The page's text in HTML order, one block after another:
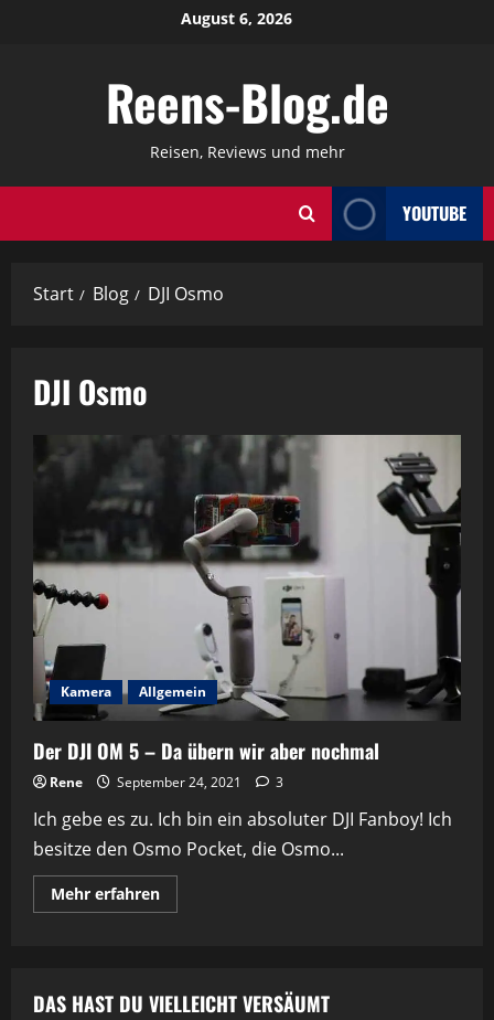
August 6, 2026
Reens-Blog.de
Reisen, Reviews und mehr
YOUTUBE
Start Blog DJI Osmo
DJI Osmo
Kamera Allgemein
Der DJI OM 5 – Da übern wir aber nochmal
Rene September 24, 2021 3
Ich gebe es zu. Ich bin ein absoluter DJI Fanboy! Ich
besitze den Osmo Pocket, die Osmo...
Mehr erfahrenMehr
Informationen
–
Da
DAS HAST DU VIELLEICHT VERSÄUMT